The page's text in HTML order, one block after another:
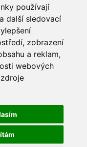
používají
další sledovací
zobrazení
a reklam,
webových
1